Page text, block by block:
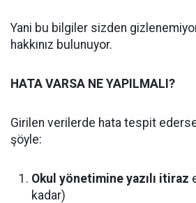
Yani bu bilgiler sizden
hakkınız bulunuyor.
HATA VARSA NE YAPILMALI?
Girilen verilerde hata tespit
şöyle:
Okul yönetimine yazılı itiraz
kadar)